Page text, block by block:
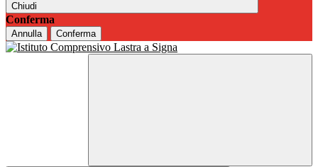
Chiudi
Conferma
Annulla Conferma